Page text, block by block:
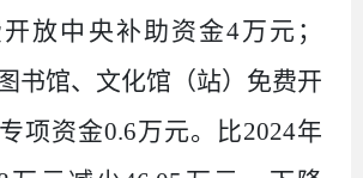
开放中央补助资金4万元；
书馆、文化馆（站）免费开
项资金0.6万元。比2024年